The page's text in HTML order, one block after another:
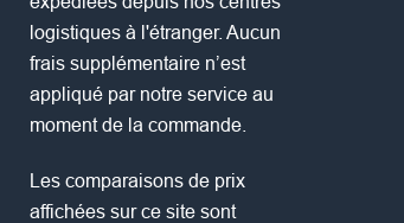
logistiques à l'étranger. Aucun
frais supplémentaire n’est
appliqué par notre service au
moment de la commande.
Les comparaisons de prix
affichées sur ce site sont